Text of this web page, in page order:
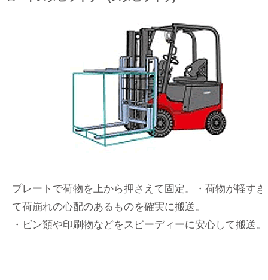
プレートで荷物を上から押さえて固定。・荷物が軽すぎ
て荷崩れの心配のあるものを確実に搬送。
・ビン類や印刷物などをスピーディーに安心して搬送。